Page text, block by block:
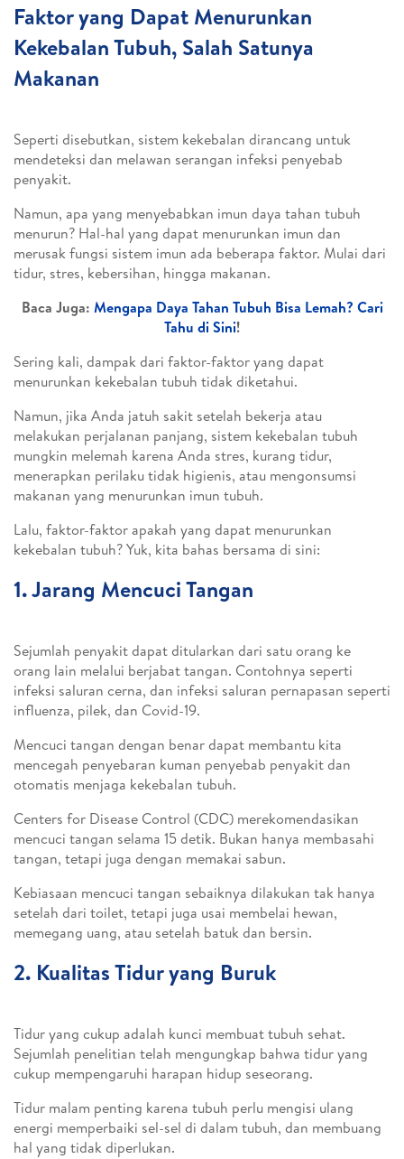
Faktor yang Dapat Menurunkan
Kekebalan Tubuh, Salah Satunya
Makanan
Seperti disebutkan, sistem kekebalan dirancang untuk
mendeteksi dan melawan serangan infeksi penyebab
penyakit.
Namun, apa yang menyebabkan imun daya tahan tubuh
menurun? Hal-hal yang dapat menurunkan imun dan
merusak fungsi sistem imun ada beberapa faktor. Mulai dari
tidur, stres, kebersihan, hingga makanan.
Baca Juga: Mengapa Daya Tahan Tubuh Bisa Lemah? Cari
Tahu di Sini!
Sering kali, dampak dari faktor-faktor yang dapat
menurunkan kekebalan tubuh tidak diketahui.
Namun, jika Anda jatuh sakit setelah bekerja atau
melakukan perjalanan panjang, sistem kekebalan tubuh
mungkin melemah karena Anda stres, kurang tidur,
menerapkan perilaku tidak higienis, atau mengonsumsi
makanan yang menurunkan imun tubuh.
Lalu, faktor-faktor apakah yang dapat menurunkan
kekebalan tubuh? Yuk, kita bahas bersama di sini:
1. Jarang Mencuci Tangan
Sejumlah penyakit dapat ditularkan dari satu orang ke
orang lain melalui berjabat tangan. Contohnya seperti
infeksi saluran cerna, dan infeksi saluran pernapasan seperti
influenza, pilek, dan Covid-19.
Mencuci tangan dengan benar dapat membantu kita
mencegah penyebaran kuman penyebab penyakit dan
otomatis menjaga kekebalan tubuh.
Centers for Disease Control (CDC) merekomendasikan
mencuci tangan selama 15 detik. Bukan hanya membasahi
tangan, tetapi juga dengan memakai sabun.
Kebiasaan mencuci tangan sebaiknya dilakukan tak hanya
setelah dari toilet, tetapi juga usai membelai hewan,
memegang uang, atau setelah batuk dan bersin.
2. Kualitas Tidur yang Buruk
Tidur yang cukup adalah kunci membuat tubuh sehat.
Sejumlah penelitian telah mengungkap bahwa tidur yang
cukup mempengaruhi harapan hidup seseorang.
Tidur malam penting karena tubuh perlu mengisi ulang
energi memperbaiki sel-sel di dalam tubuh, dan membuang
hal yang tidak diperlukan.